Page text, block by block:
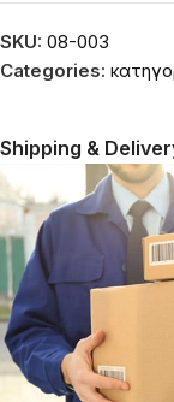
SKU: 08-003
Categories:
Shipping &